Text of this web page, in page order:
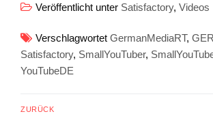
Veröffentlicht unter Satisfactory, Videos
Verschlagwortet GermanMediaRT,
Satisfactory, SmallYouTuber,
YouTubeDE
Beitragsnavigation
ZURÜCK